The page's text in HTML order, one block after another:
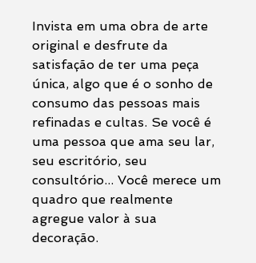
Invista em uma obra de arte
original e desfrute da
satisfação de ter uma peça
única, algo que é o sonho de
consumo das pessoas mais
refinadas e cultas. Se você é
uma pessoa que ama seu lar,
seu escritório, seu
consultório... Você merece um
quadro que realmente
agregue valor à sua
decoração.